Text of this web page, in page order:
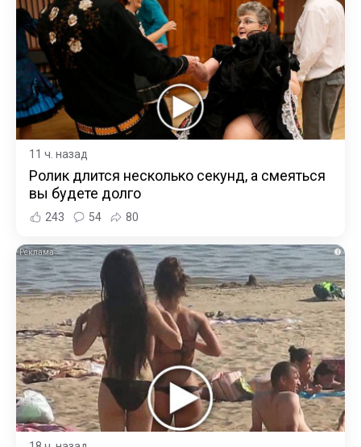
11 ч. назад
Ролик длится несколько секунд, а смеяться
вы будете долго
243 54 80
i